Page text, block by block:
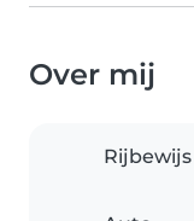
Over mij
Rijbewijs